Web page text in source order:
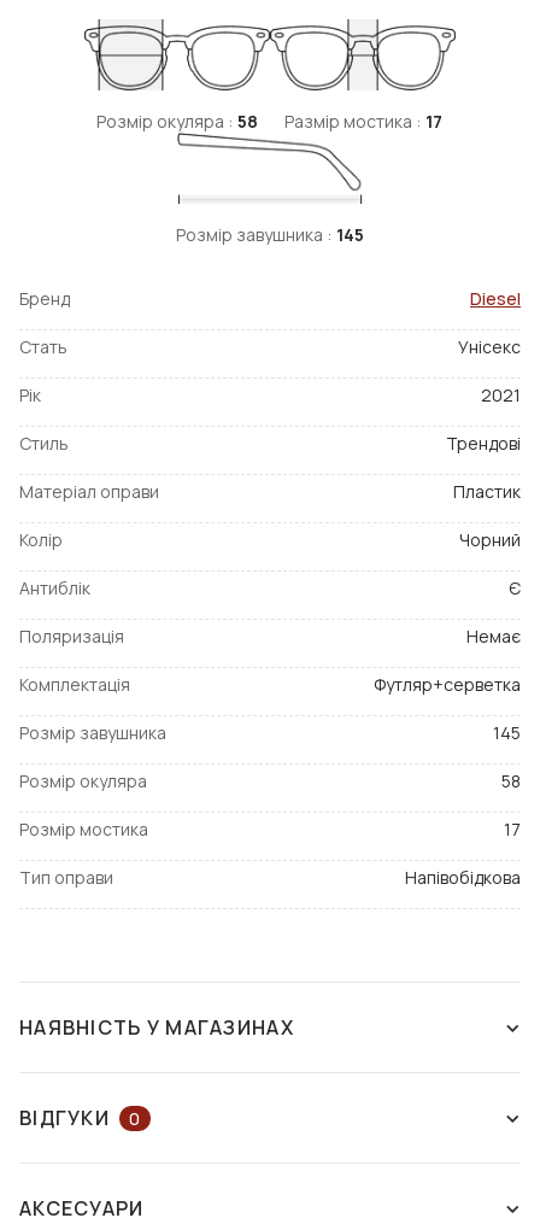
Розмір окуляра : 58 Размір мостика : 17
Розмір завушника : 145
Бренд Diesel
Стать Унісекс
Рік 2021
Стиль Трендові
Матеріал оправи Пластик
Колір Чорний
Антиблік Є
Поляризація Немає
Комплектація Футляр+серветка
Розмір завушника 145
Розмір окуляра 58
Розмір мостика 17
Тип оправи Напівобідкова
НАЯВНІСТЬ У МАГАЗИНАХ
ВІДГУКИ 0
АКСЕСУАРИ